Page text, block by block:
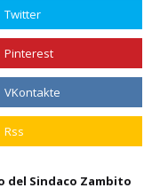
del Sindaco Zambito